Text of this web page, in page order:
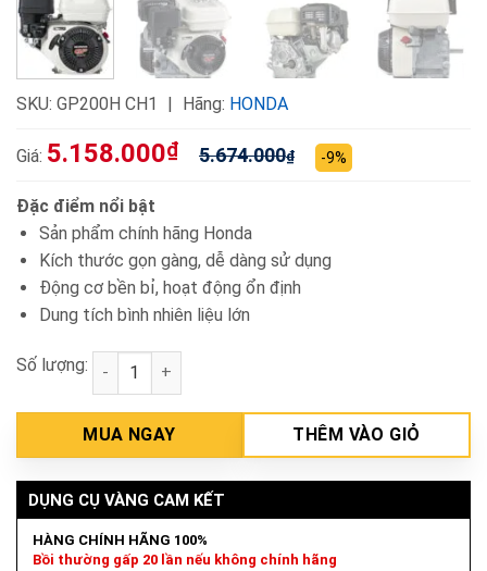
SKU: GP200H CH1 Hãng: HONDA
Giá: 5.158.000₫ 5.674.000₫ -9%
Đặc điểm nổi bật
Sản phẩm chính hãng Honda
Kích thước gọn gàng, dễ dàng sử dụng
Động cơ bền bỉ, hoạt động ổn định
Dung tích bình nhiên liệu lớn
Số lượng: Máy nổ Honda GP200H CH1 số lượng
MUA NGAY THÊM VÀO GIỎ
DỤNG CỤ VÀNG CAM KẾT
HÀNG CHÍNH HÃNG 100%
Bồi thường gấp 20 lần nếu không chính hãng